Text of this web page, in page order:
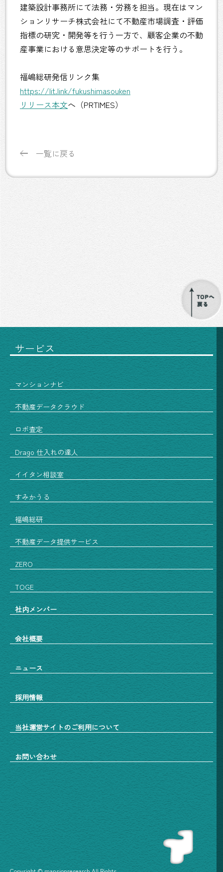
建築設計事務所にて法務・労務を担当。現在はマン
ションリサーチ株式会社にて不動産市場調査・評価
指標の研究・開発等を行う一方で、顧客企業の不動
産事業における意思決定等のサポートを行う。
福嶋総研発信リンク集
https://lit.link/fukushimasouken
リリース本文へ（PRTIMES）
一覧に戻る
サービス
マンションナビ
不動産データクラウド
ロボ査定
Drago 仕入れの達人
イイタン相談室
すみかうる
福嶋総研
不動産データ提供サービス
ZERO
TOGE
社内メンバー
会社概要
ニュース
採用情報
当社運営サイトのご利用について
お問い合わせ